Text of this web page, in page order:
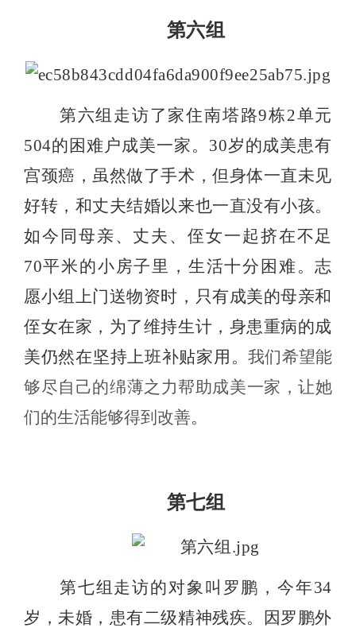
第六组
第六组走访了家住南塔路9栋2单元
504的困难户成美一家。 30岁的成美患有
宫颈癌，虽然做了手术，但身体一直未见
好转，和丈夫结婚以来也一直没有小孩。
如今同母亲、丈夫、侄女一起挤在不足
70平米的小房子里，生活十分困难。志
愿小组上门送物资时，只有成美的母亲和
侄女在家，为了维持生计，身患重病的成
美仍然在坚持上班补贴家用。我们希望能
够尽自己的绵薄之力帮助成美一家，让她
们的生活能够得到改善。
第七组
第七组走访的对象叫罗鹏，今年34
岁，未婚，患有二级精神残疾。因罗鹏外